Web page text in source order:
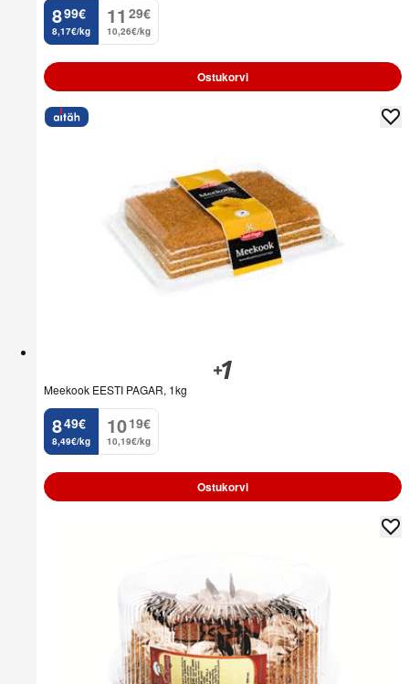
8
. 99€
8,17€/kg
11
. 29€
10,26€/kg
Ostukorvi
Meekook EESTI PAGAR, 1kg
8
. 49€
8,49€/kg
10
. 19€
10,19€/kg
Ostukorvi